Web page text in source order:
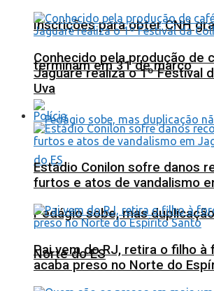
Inscrições para obter CNH
terminam em 31 de março
Pedágio sobe, mas
Norte do ES
Conhecido pela produção de
Jaguaré realiza o 1º Festival
Uva
Polícia
Estádio Conilon sofre danos
furtos e atos de vandalismo
Pai vem do RJ, retira o filho à
acaba preso no Norte do